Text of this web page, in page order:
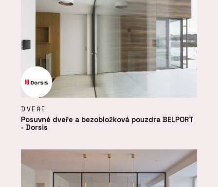
DVEŘE
Posuvné dveře a bezobložková pouzdra BELPORT
- Dorsis